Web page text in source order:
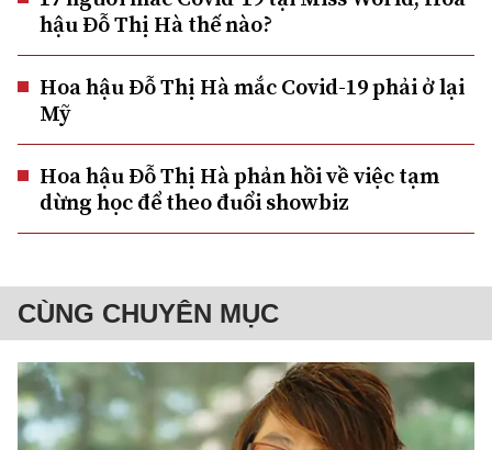
hậu Đỗ Thị Hà thế nào?
Hoa hậu Đỗ Thị Hà mắc Covid-19 phải ở lại
Mỹ
Hoa hậu Đỗ Thị Hà phản hồi về việc tạm
dừng học để theo đuổi showbiz
CÙNG CHUYÊN MỤC